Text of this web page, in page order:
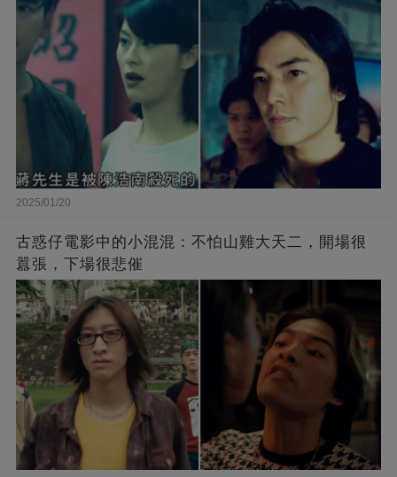
2025/01/20
古惑仔電影中的小混混：不怕山雞大天二，開場很
囂張，下場很悲催